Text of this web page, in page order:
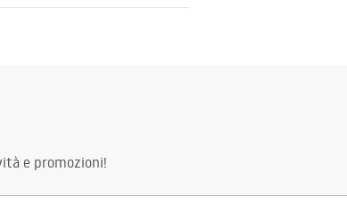
pietra
e promozioni!